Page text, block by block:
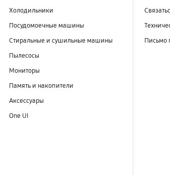
Холодильники
Посудомоечные машины
Стиральные и сушильные машины
Пылесосы
Мониторы
Память и накопители
Аксессуары
One UI
Письмо